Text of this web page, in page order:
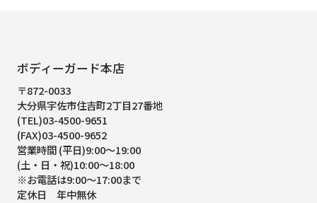
ボディーガード本店
〒872-0033
大分県宇佐市住吉町2丁目27番地
(TEL)03-4500-9651
(FAX)03-4500-9652
営業時間 (平日)9:00～19:00
(土・日・祝)10:00～18:00
※お電話は9:00～17:00まで
定休日 年中無休